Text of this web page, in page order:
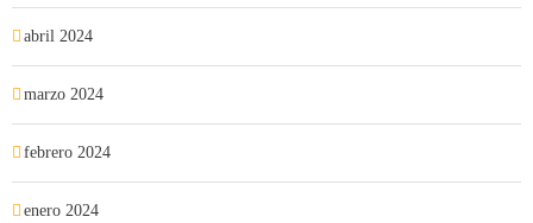
abril 2024
marzo 2024
febrero 2024
enero 2024